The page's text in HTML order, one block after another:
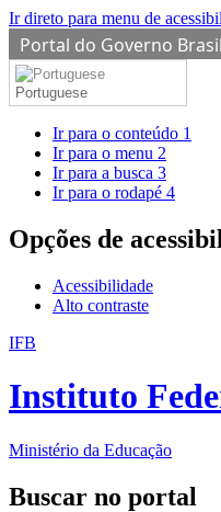
Ir direto para menu de
Portal do Governo
Portuguese
Ir para o conteúdo 1
Ir para o menu 2
Ir para a busca 3
Ir para o rodapé 4
Opções de
Acessibilidade
Alto contraste
IFB
Instituto
Ministério da Educação
Buscar no portal